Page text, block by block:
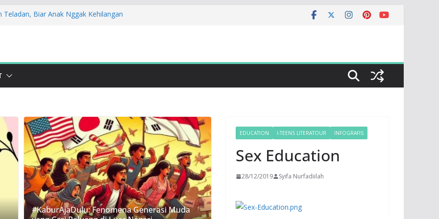
Teladan, Biar Anak Nggak Kehilangan
Lawan Kekerasan Lewat Kampanye
EDUCATION I-TEENS LITERATOUR INFOGRAFIS
Sex Education
28/12/2019 Syifa Nurfadiilah
#KaburAjaDulu: Fenomena Generasi Muda